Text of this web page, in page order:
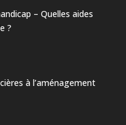
– Quelles aides
?
à l’aménagement